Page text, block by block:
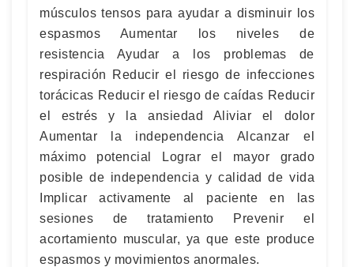
músculos tensos para ayudar a disminuir los
espasmos Aumentar los niveles de
resistencia Ayudar a los problemas de
respiración Reducir el riesgo de infecciones
torácicas Reducir el riesgo de caídas Reducir
el estrés y la ansiedad Aliviar el dolor
Aumentar la independencia Alcanzar el
máximo potencial Lograr el mayor grado
posible de independencia y calidad de vida
Implicar activamente al paciente en las
sesiones de tratamiento Prevenir el
acortamiento muscular, ya que este produce
espasmos y movimientos anormales.